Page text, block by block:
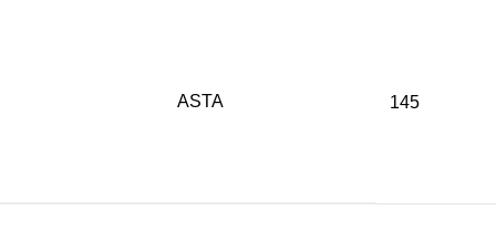
ASTA 145